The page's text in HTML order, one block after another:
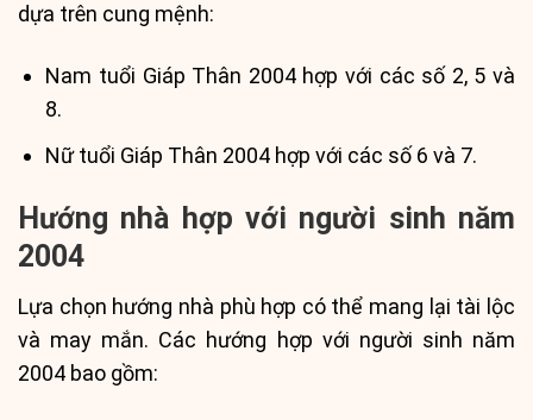
dựa trên cung mệnh:
Nam tuổi Giáp Thân 2004 hợp với các số 2, 5 và
8.
Nữ tuổi Giáp Thân 2004 hợp với các số 6 và 7.
Hướng nhà hợp với người sinh năm
2004
Lựa chọn hướng nhà phù hợp có thể mang lại tài lộc
và may mắn. Các hướng hợp với người sinh năm
2004 bao gồm: